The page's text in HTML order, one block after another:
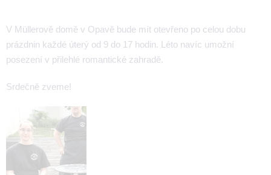
V Müllerově domě v Opavě bude mít otevřeno po celou dobu
prázdnin každé úterý od 9 do 17 hodin. Léto navíc umožní
posezení v přilehlé romantické zahradě.
Srdečně zveme!